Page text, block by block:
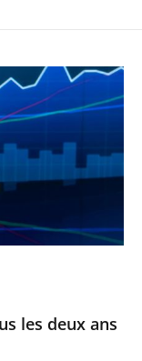
les deux ans